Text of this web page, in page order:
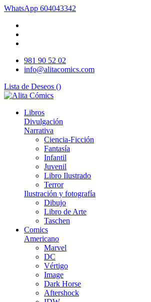
WhatsApp 604043342
981 90 52 02
info@alitacomics.com
Lista de Deseos ()
Libros
Divulgación
Narrativa
Ciencia-Ficción
Fantasía
Infantil
Juvenil
Libro Ilustrado
Terror
Ilustración y fotografía
Dibujo
Libro de Arte
Taschen
Comics
Americano
Marvel
DC
Vértigo
Image
Dark Horse
Aftershock